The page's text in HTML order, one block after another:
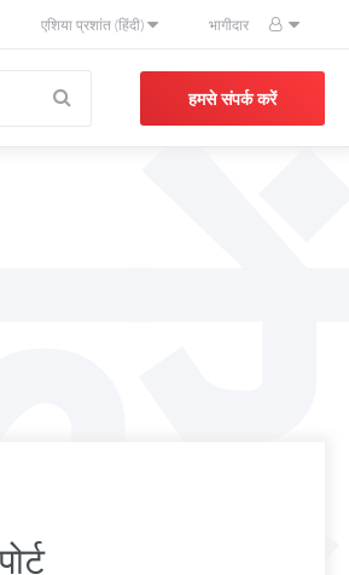
एशिया प्रशांत (हिंदी) भागीदार
हमसे संपर्क करें